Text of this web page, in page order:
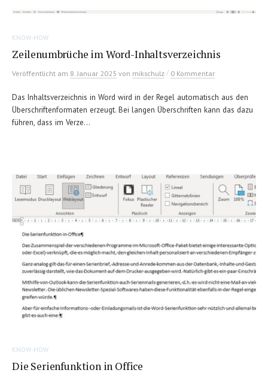
KNOW-HOW
Zeilenumbrüche im Word-Inhaltsverzeichnis
Veröffentlicht am 8. Januar 2025 von mikschulz / 0 Kommentar
Das Inhaltsverzeichnis in Word wird in der Regel automatisch aus den
Überschriftenformaten erzeugt. Bei langen Überschriften kann das dazu
führen, dass im Verze...
KNOW-HOW
Die Serienfunktion in Office